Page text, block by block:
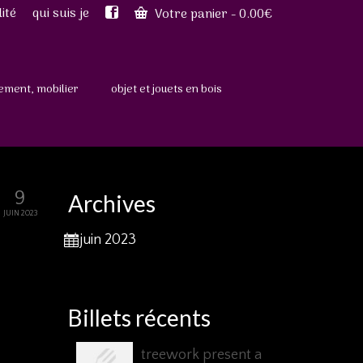
qui suis je Votre panier-0.00€
mobilier
objet et jouets en bois
9
JUIN 2023 Archives
juin 2023
Billets récents
treework present a